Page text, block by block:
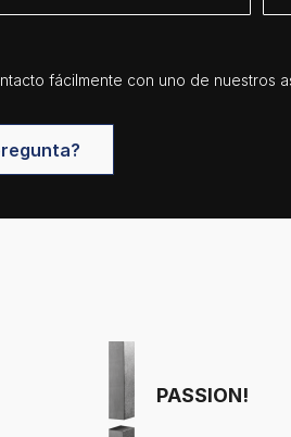
fácilmente con uno de nuestros
PASSION!